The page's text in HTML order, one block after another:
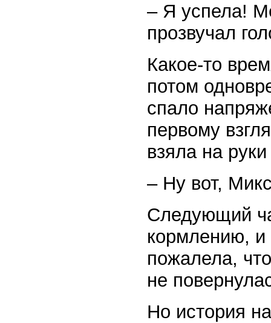
– Я успела!
прозвучал
Какое-то
потом
спало
первому
взяла на
– Ну вот,
Следующий
кормлению, и
пожалела,
не
Но история